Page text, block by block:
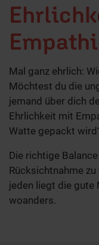
Mal ganz ehrlich:
Möchtest du die
jemand über dich
Ehrlichkeit mit
Watte gepackt
Die richtige
Rücksichtnahme
jeden liegt die gute
woanders.